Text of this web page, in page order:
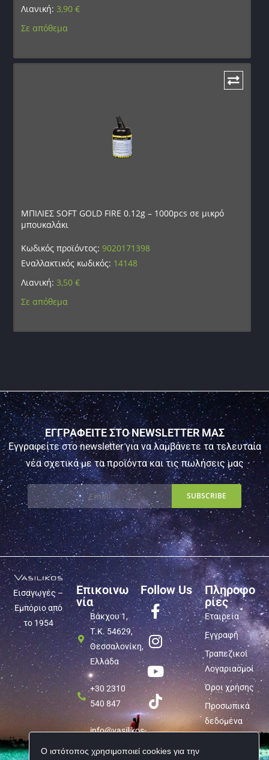
Ο ιστότοπος χρησιμοποιεί cookies για την
Λιανική: 3,90€
Σε απόθεμα
ΜΠΙΛΙΕΣ SOFT GOLD FIRE 0.12g – 1000pcs σε μικρό
μπουκαλάκι
Κωδικός προϊόντος:9020171398
Εναλλακτικός κωδικός: 14148
Λιανική: 3,50€
Σε απόθεμα
ΕΓΓΡΑΦΕΙΤΕ ΣΤΟ NEWSLETTER ΜΑΣ
Εγγραφείτε στο newsletter για να λαμβάνετε τα τελευταία
νέα σχετικά με τα προϊόντα και τις πωλήσεις μας
Εισαγωγές –
Εμπόριο από
το 1954
Επικοινω
νία
Βάκχου 1,
Τ.Κ. 54629,
Θεσσαλονίκη,
Ελλάδα
+30 2310
540 847
info@vasilikos-
Follow Us
Πληροφο
ρίες
Εταιρεία
Εγγραφή
Τραπεζικοί
Λογαριασμοί
Όροι χρήσης
Προσωπικά
δεδομένα